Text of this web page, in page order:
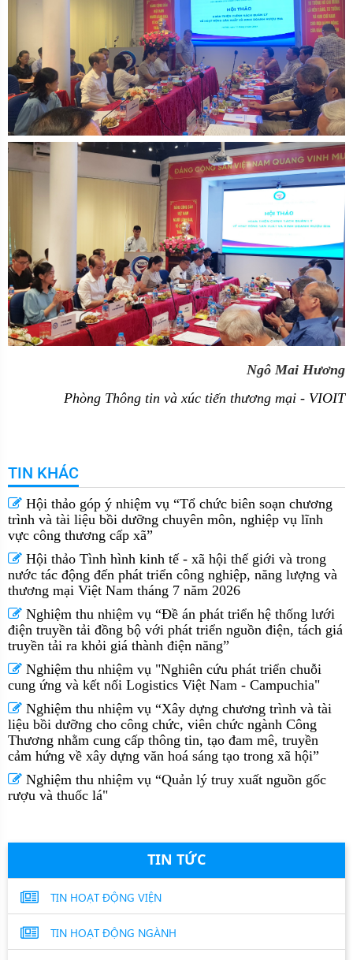
Ngô Mai Hương
Phòng Thông tin và xúc tiến thương mại - VIOIT
TIN KHÁC
Hội thảo góp ý nhiệm vụ “Tổ chức biên soạn chương
trình và tài liệu bồi dưỡng chuyên môn, nghiệp vụ lĩnh
vực công thương cấp xã” ​
Hội thảo Tình hình kinh tế - xã hội thế giới và trong
nước tác động đến phát triển công nghiệp, năng lượng và
thương mại Việt Nam tháng 7 năm 2026
Nghiệm thu nhiệm vụ “Đề án phát triển hệ thống lưới
điện truyền tải đồng bộ với phát triển nguồn điện, tách giá
truyền tải ra khỏi giá thành điện năng”
Nghiệm thu nhiệm vụ "Nghiên cứu phát triển chuỗi
cung ứng và kết nối Logistics Việt Nam - Campuchia"
Nghiệm thu nhiệm vụ “Xây dựng chương trình và tài
liệu bồi dưỡng cho công chức, viên chức ngành Công
Thương nhằm cung cấp thông tin, tạo đam mê, truyền
cảm hứng về xây dựng văn hoá sáng tạo trong xã hội”
Nghiệm thu nhiệm vụ “Quản lý truy xuất nguồn gốc
rượu và thuốc lá"
TIN TỨC
TIN HOẠT ĐỘNG VIỆN
TIN HOẠT ĐỘNG NGÀNH